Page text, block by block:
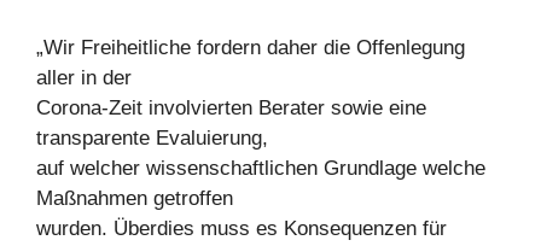
„Wir Freiheitliche fordern daher die Offenlegung
aller in der
Corona-Zeit involvierten Berater sowie eine
transparente Evaluierung,
auf welcher wissenschaftlichen Grundlage welche
Maßnahmen getroffen
wurden. Überdies muss es Konsequenzen für